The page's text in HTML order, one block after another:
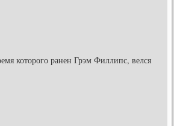
которого ранен Грэм Филлипс, велся